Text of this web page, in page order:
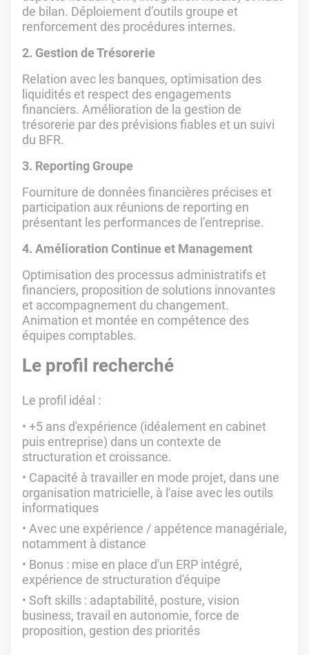
de bilan. Déploiement d’outils groupe et
renforcement des procédures internes.
2. Gestion de Trésorerie
Relation avec les banques, optimisation des
liquidités et respect des engagements
financiers. Amélioration de la gestion de
trésorerie par des prévisions fiables et un suivi
du BFR.
3. Reporting Groupe
Fourniture de données financières précises et
participation aux réunions de reporting en
présentant les performances de l’entreprise.
4. Amélioration Continue et Management
Optimisation des processus administratifs et
financiers, proposition de solutions innovantes
et accompagnement du changement.
Animation et montée en compétence des
équipes comptables.
Le profil recherché
Le profil idéal :
+5 ans d'expérience (idéalement en cabinet
puis entreprise) dans un contexte de
structuration et croissance.
Capacité à travailler en mode projet, dans une
organisation matricielle, à l'aise avec les outils
informatiques
Avec une expérience / appétence managériale,
notamment à distance
Bonus : mise en place d'un ERP intégré,
expérience de structuration d'équipe
Soft skills : adaptabilité, posture, vision
business, travail en autonomie, force de
proposition, gestion des priorités